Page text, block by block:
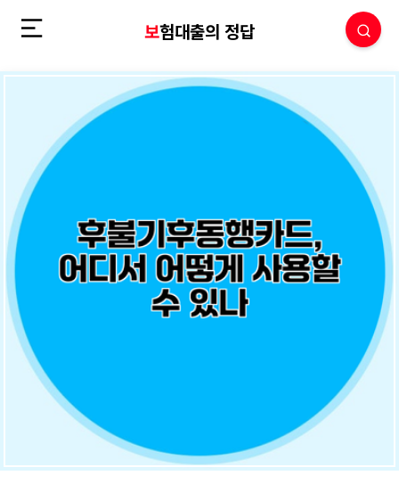
보험대출의 정답